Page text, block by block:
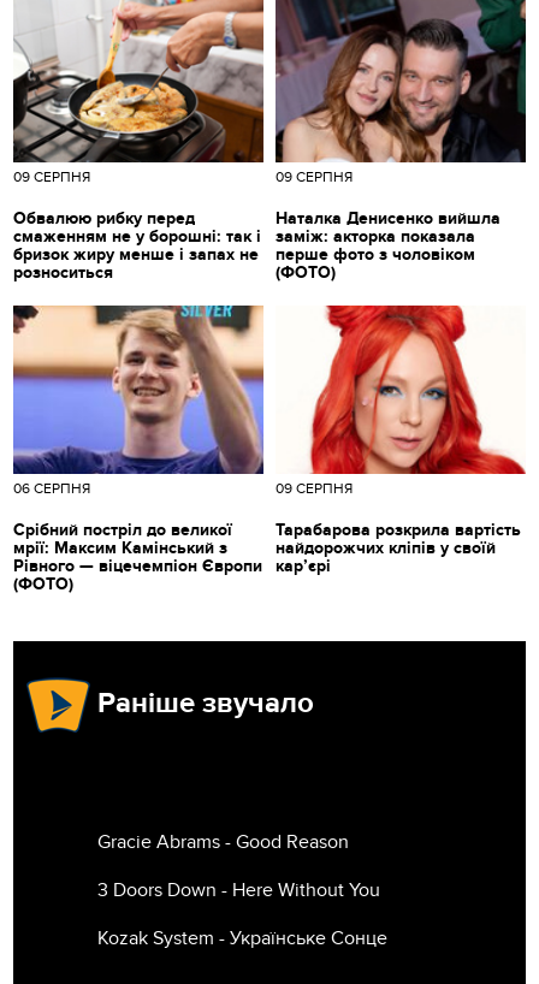
09 СЕРПНЯ
Обвалюю рибку перед
смаженням не у борошні: так і
бризок жиру менше і запах не
розноситься
09 СЕРПНЯ
Наталка Денисенко вийшла
заміж: акторка показала
перше фото з чоловіком
(ФОТО)
06 СЕРПНЯ
Срібний постріл до великої
мрії: Максим Камінський з
Рівного — віцечемпіон Європи
(ФОТО)
09 СЕРПНЯ
Тарабарова розкрила вартість
найдорожчих кліпів у своїй
кар’єрі
Раніше звучало
Gracie Abrams - Good Reason
3 Doors Down - Here Without You
Kozak System - Українське Сонце